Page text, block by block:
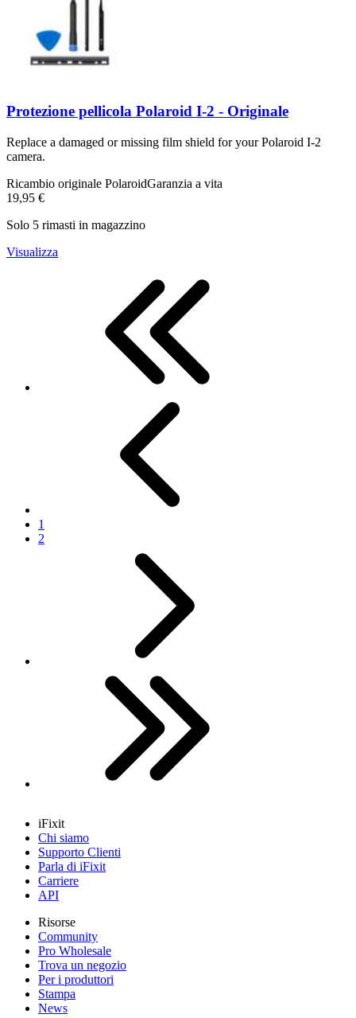
Protezione pellicola Polaroid I-2 - Originale
Replace a damaged or missing film shield for your Polaroid I-2
camera.
Ricambio originale PolaroidGaranzia a vita
19,95 €
Solo 5 rimasti in magazzino
Visualizza
1
2
iFixit
Chi siamo
Supporto Clienti
Parla di iFixit
Carriere
API
Risorse
Community
Pro Wholesale
Trova un negozio
Per i produttori
Stampa
News